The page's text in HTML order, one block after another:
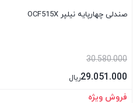
صندلی چهارپایه نیلپر OCF515X
30.580.000
29.051.000ریال
بستن
فروش ویژه